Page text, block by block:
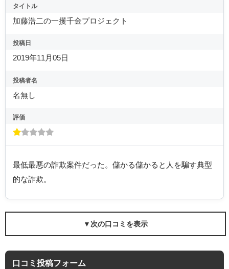
タイトル
加藤浩二の一攫千金プロジェクト
投稿日
2019年11月05日
投稿者名
名無し
評価
最低最悪の詐欺案件だった。儲かる儲かると人を騙す典型
的な詐欺。
▼次の口コミを表示
口コミ投稿フォーム